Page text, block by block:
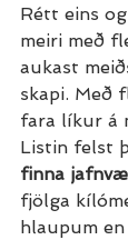
Rétt eins
meiri með
aukast
skapi. Með
fara líkur á
Listin felst
finna
fjölga
hlaupum